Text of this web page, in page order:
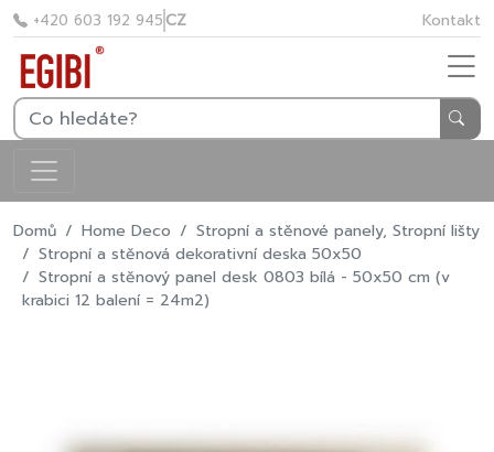
+420 603 192 945CZ Kontakt
Domů Home Deco
Stropní a stěnové panely, Stropní lišty
Stropní a stěnová dekorativní deska 50x50
Stropní a stěnový panel desk 0803 bílá - 50x50 cm (v
krabici 12 balení = 24m2)